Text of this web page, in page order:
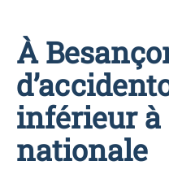
À
inférieur à
nationale